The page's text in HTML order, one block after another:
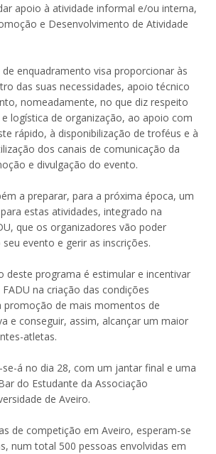
apoio à atividade informal e/ou interna,
e Desenvolvimento de Atividade
enquadramento visa proporcionar às
das suas necessidades, apoio técnico
nomeadamente, no que diz respeito
logística de organização, ao apoio com
rápido, à disponibilização de troféus e à
dos canais de comunicação da
e divulgação do evento.
a preparar, para a próxima época, um
estas atividades, integrado na
que os organizadores vão poder
evento e gerir as inscrições.
deste programa é estimular e incentivar
na criação das condições
promoção de mais momentos de
e conseguir, assim, alcançar um maior
atletas.
á no dia 28, com um jantar final e uma
do Estudante da Associação
de Aveiro.
de competição em Aveiro, esperam-se
num total 500 pessoas envolvidas em